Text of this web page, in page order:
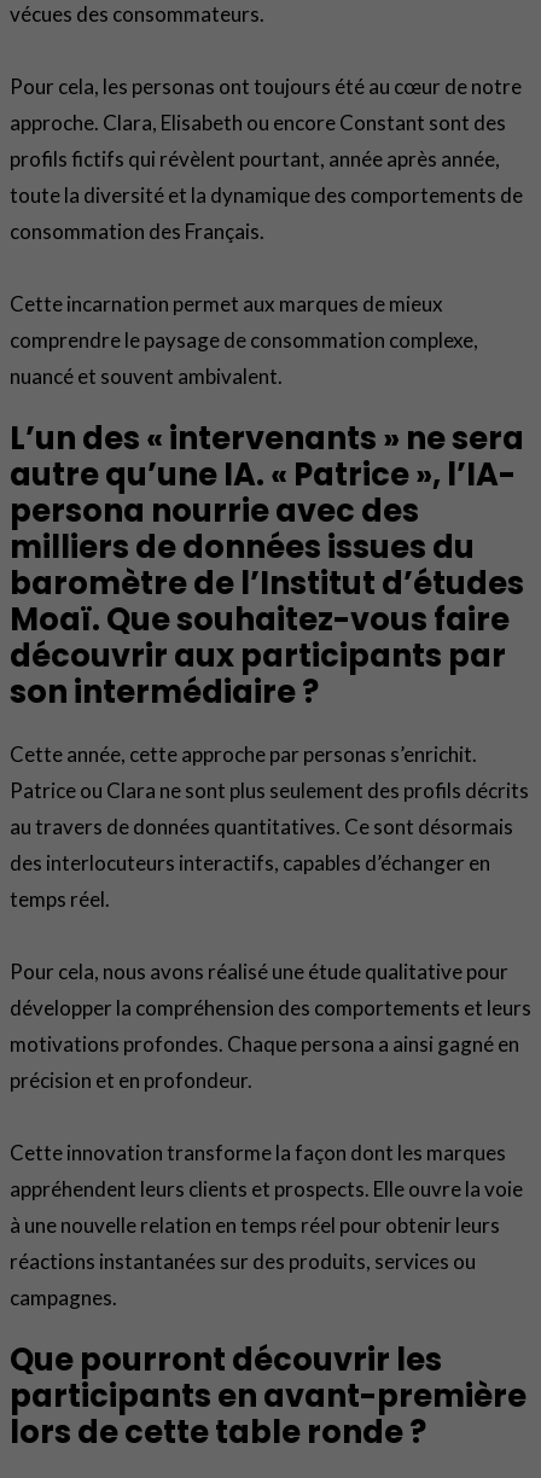
vécues des consommateurs.
Pour cela, les personas ont toujours été au cœur de notre
approche. Clara, Elisabeth ou encore Constant sont des
profils fictifs qui révèlent pourtant, année après année,
toute la diversité et la dynamique des comportements de
consommation des Français.
Cette incarnation permet aux marques de mieux
comprendre le paysage de consommation complexe,
nuancé et souvent ambivalent.
L’un des « intervenants » ne sera
autre qu’une IA. « Patrice », l’IA-
persona nourrie avec des
milliers de données issues du
baromètre de l’Institut d’études
Moaï. Que souhaitez-vous faire
découvrir aux participants par
son intermédiaire ?
Cette année, cette approche par personas s’enrichit.
Patrice ou Clara ne sont plus seulement des profils décrits
au travers de données quantitatives. Ce sont désormais
des interlocuteurs interactifs, capables d’échanger en
temps réel.
Pour cela, nous avons réalisé une étude qualitative pour
développer la compréhension des comportements et leurs
motivations profondes. Chaque persona a ainsi gagné en
précision et en profondeur.
Cette innovation transforme la façon dont les marques
appréhendent leurs clients et prospects. Elle ouvre la voie
à une nouvelle relation en temps réel pour obtenir leurs
réactions instantanées sur des produits, services ou
campagnes.
Que pourront découvrir les
participants en avant-première
lors de cette table ronde ?